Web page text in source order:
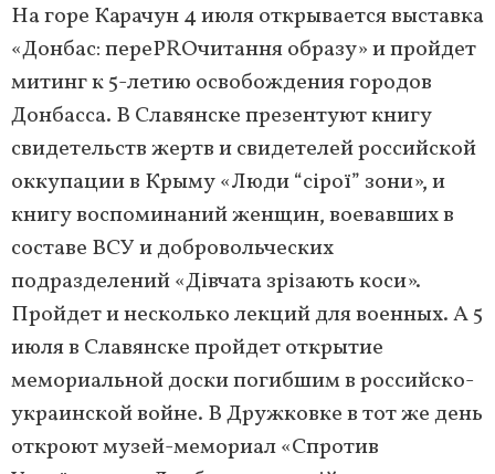
На горе Карачун 4 июля открывается выставка
«Донбас: переPROчитання образу» и пройдет
митинг к 5-летию освобождения городов
Донбасса. В Славянске презентуют книгу
свидетельств жертв и свидетелей российской
оккупации в Крыму «Люди “сірої” зони», и
книгу воспоминаний женщин, воевавших в
составе ВСУ и добровольческих
подразделений «Дівчата зрізають коси».
Пройдет и несколько лекций для военных. А 5
июля в Славянске пройдет открытие
мемориальной доски погибшим в российско-
украинской войне. В Дружковке в тот же день
откроют музей-мемориал «Спротив